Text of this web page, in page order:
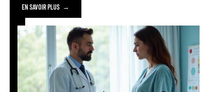
EN SAVOIR PLUS